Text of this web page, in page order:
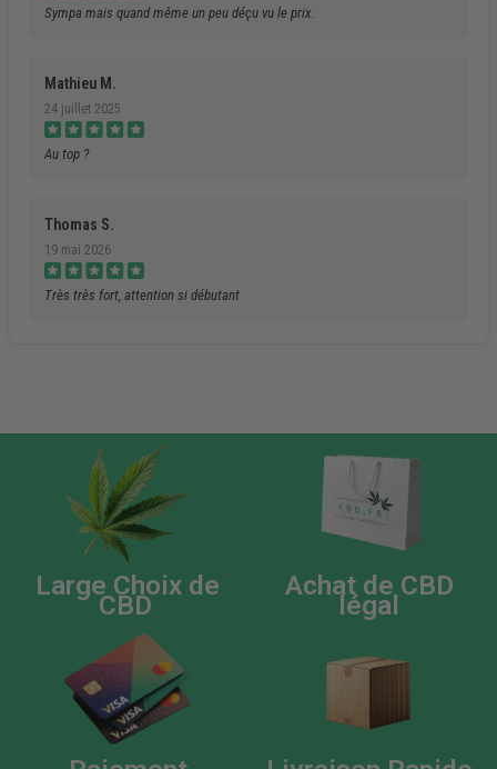
Sympa mais quand même un peu déçu vu le prix.
Mathieu M.
24 juillet 2025
Au top ?
Thomas S.
19 mai 2026
Très très fort, attention si débutant
Large Choix de
CBD
Achat de CBD
légal